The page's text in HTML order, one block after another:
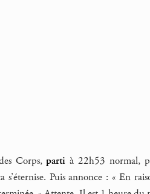
Corps,parti à 22h53 normal,
s’éternise. Puis annonce : « En